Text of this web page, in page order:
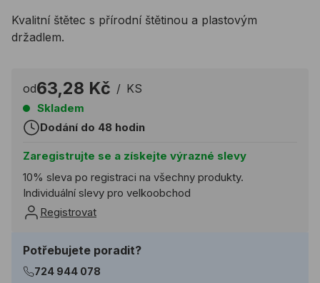
Kvalitní štětec s přírodní štětinou a plastovým
držadlem.
od63,28 Kč / KS
Skladem
Dodání do 48 hodin
Zaregistrujte se a získejte výrazné slevy
10% sleva po registraci na všechny produkty.
Individuální slevy pro velkoobchod
Registrovat
Potřebujete poradit?
724 944 078